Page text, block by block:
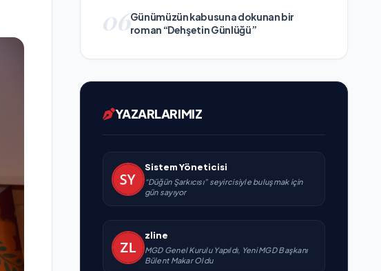
06Günümüzün kabusuna dokunan bir
roman “Dehşetin Günlüğü”
YAZARLARIMIZ
Sistem Yöneticisi
“Düğün Şarkıcısı” seyircisiyle buluşmak için
gün sayıyor
zline
MGD Genel Kurulu Yapıldı, Yeni MGD Başkanı
Bülent Makar Oldu